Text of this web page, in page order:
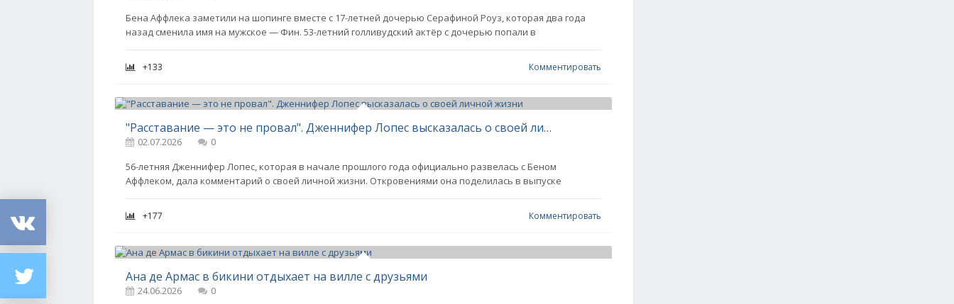
Бена Аффлека заметили на шопинге вместе с 17-летней дочерью Серафиной Роуз, которая два года
назад сменила имя на мужское — Фин. 53-летний голливудский актёр с дочерью попали в
+133 Комментировать
"Расставание — это не провал". Дженнифер Лопес высказалась о своей личной жизни
02.07.2026
0
56-летняя Дженнифер Лопес, которая в начале прошлого года официально развелась с Беном
Аффлеком, дала комментарий о своей личной жизни. Откровениями она поделилась в выпуске
+177 Комментировать
Ана де Армас в бикини отдыхает на вилле с друзьями
24.06.2026
0